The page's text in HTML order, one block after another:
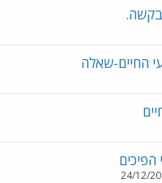
החיים-שאלה
24/12/20